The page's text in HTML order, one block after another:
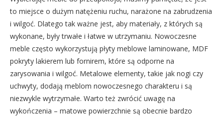
to miejsce o dużym natężeniu ruchu, narażone na zabrudzenia
i wilgoć. Dlatego tak ważne jest, aby materiały, z których są
wykonane, były trwałe i łatwe w utrzymaniu. Nowoczesne
meble często wykorzystują płyty meblowe laminowane, MDF
pokryty lakierem lub fornirem, które są odporne na
zarysowania i wilgoć. Metalowe elementy, takie jak nogi czy
uchwyty, dodają meblom nowoczesnego charakteru i są
niezwykle wytrzymałe. Warto też zwrócić uwagę na
wykończenia – matowe powierzchnie są obecnie bardzo